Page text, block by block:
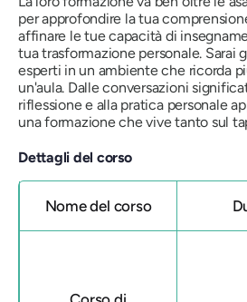
per approfondire la tua
affinare le tue capacità di
tua trasformazione personale. Sarai
esperti in un ambiente che ricorda
un'aula. Dalle conversazioni
riflessione e alla pratica personale
una formazione che vive tanto sul
Dettagli del corso
Nome del corso